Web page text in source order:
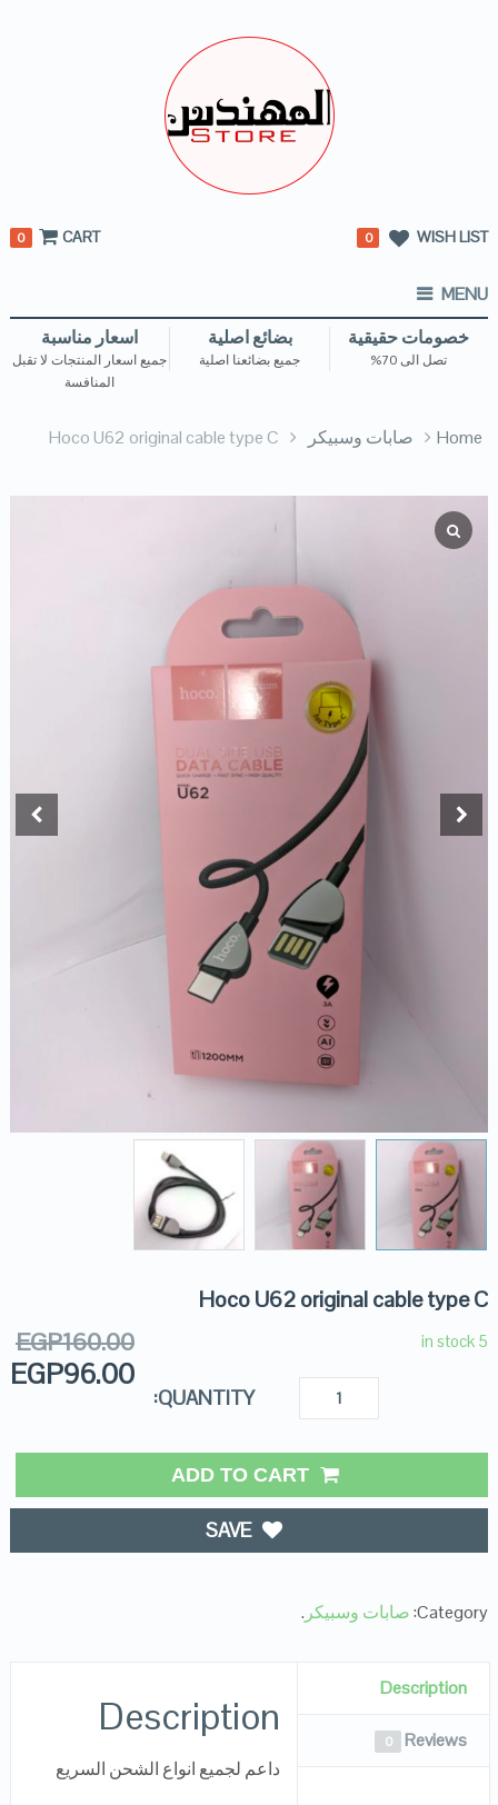
WISH LIST
0
CART
0
MENU
خصومات حقيقية
تصل الى 70%
بضائع اصلية
جميع بضائعنا اصلية
اسعار مناسبة
جميع اسعار المنتجات لا تقبل
المنافسة
Home صابات وسبيكر Hoco U62 original cable type C
Hoco U62 original cable type C
EGP160.00
EGP96.00
5 in stock
QUANTITY:
ADD TO CART
SAVE
Category: صابات وسبيكر .
Description
Reviews
0
Description
داعم لجميع انواع الشحن السريع